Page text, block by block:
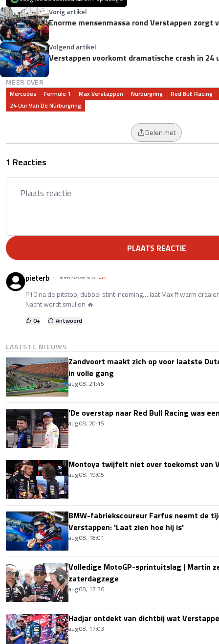
Vorig artikel
Enorme mensenmassa rond Verstappen zorgt
Volgend artikel
Verstappen voorkomt dramatische crash in 24
MEER OVER
Mercedes Formule 1 Max Verstappen Nurburgring
Red Bull Racing
24 Uur Van De Nürburgring
Delen met
1 Reacties
PLAATS REACTIE
pieterb 16 mei 2026 om 16:20 +65
P10 na de pitstop, dubbel stint incoming… laat Max ff warm
Nacht wordt smullen 🔥
0+ Antwoord
LAATSTE NIEUWS
Zandvoort maakt zich op voor laatste
in volle gang
aug 08, 21:45
'De overstap naar Red Bull Racing was
aug 08, 20:15
Montoya twijfelt niet over toekomst van
aug 08, 19:05
BMW-fabriekscoureur Farfus neemt de
Verstappen: 'Laat zien hoe hij is'
aug 08, 18:01
Volledige MotoGP-sprintuitslag | Martin
zaterdagzege
aug 08, 17:36
Hadjar ontdekt van dichtbij wat
aug 08, 17:03